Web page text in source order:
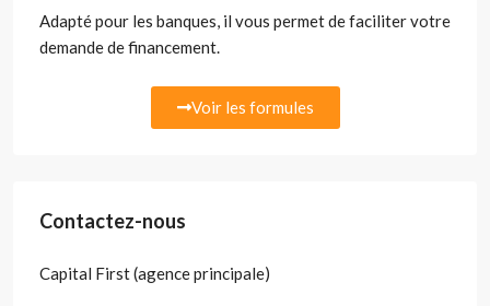
Adapté pour les banques, il vous permet de faciliter votre
demande de financement.
Voir les formules
Contactez-nous
Capital First (agence principale)